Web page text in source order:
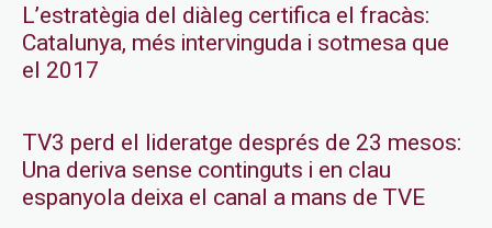
L’estratègia del diàleg certifica el fracàs:
Catalunya, més intervinguda i sotmesa que
el 2017
TV3 perd el lideratge després de 23 mesos:
Una deriva sense continguts i en clau
espanyola deixa el canal a mans de TVE